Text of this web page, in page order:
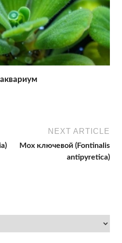
NEXT ARTICLE
Мох ключевой (Fontinalis
antipyretica)